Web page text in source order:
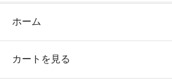
ホーム
カートを見る